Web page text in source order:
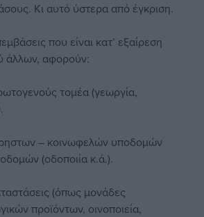
Κι αυτό ύστερα από έγκριση.
που είναι κατ’ εξαίρεση
άλλων, αφορούν:
τομέα (γεωργία,
– κοινωφελών υποδομών
(οδοποιία κ.ά.).
(όπως μονάδες
προϊόντων, οινοποιεία,